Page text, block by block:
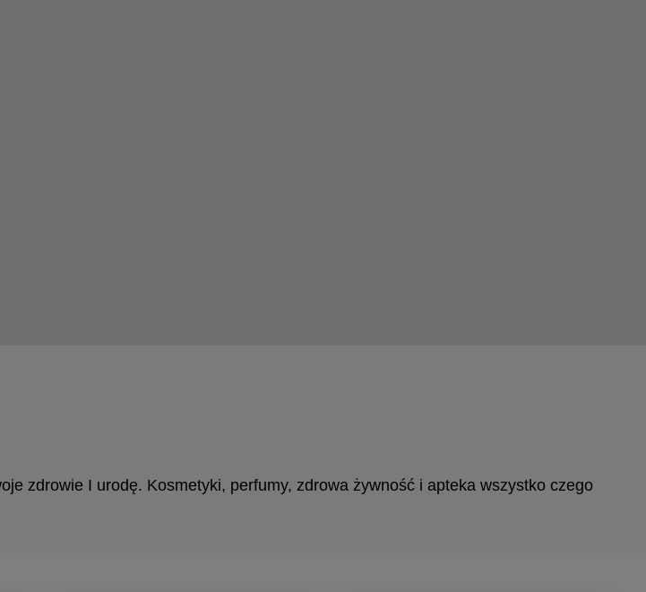
zdrowie I urodę. Kosmetyki, perfumy, zdrowa żywność i apteka wszystko czego